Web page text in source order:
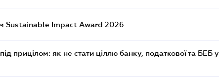
Sustainable Impact Award 2026
прицілом: як не стати ціллю банку, податкової та БЕБ у